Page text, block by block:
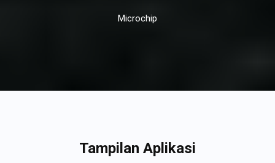
Microchip
Tampilan Aplikasi